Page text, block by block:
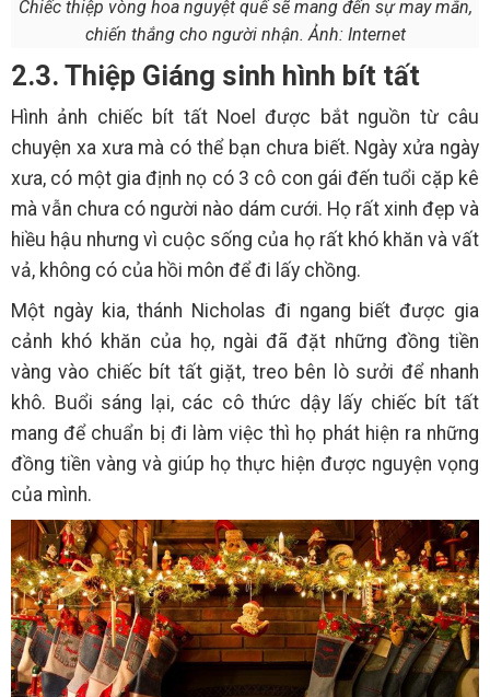
Chiếc thiệp vòng hoa nguyệt quế sẽ mang đến sự may mắn,
chiến thắng cho người nhận. Ảnh: Internet
2.3. Thiệp Giáng sinh hình bít tất
Hình ảnh chiếc bít tất Noel được bắt nguồn từ câu
chuyện xa xưa mà có thể bạn chưa biết. Ngày xửa ngày
xưa, có một gia định nọ có 3 cô con gái đến tuổi cặp kê
mà vẫn chưa có người nào dám cưới. Họ rất xinh đẹp và
hiều hậu nhưng vì cuộc sống của họ rất khó khăn và vất
vả, không có của hồi môn để đi lấy chồng.
Một ngày kia, thánh Nicholas đi ngang biết được gia
cảnh khó khăn của họ, ngài đã đặt những đồng tiền
vàng vào chiếc bít tất giặt, treo bên lò sưởi để nhanh
khô. Buổi sáng lại, các cô thức dậy lấy chiếc bít tất
mang để chuẩn bị đi làm việc thì họ phát hiện ra những
đồng tiền vàng và giúp họ thực hiện được nguyện vọng
của mình.